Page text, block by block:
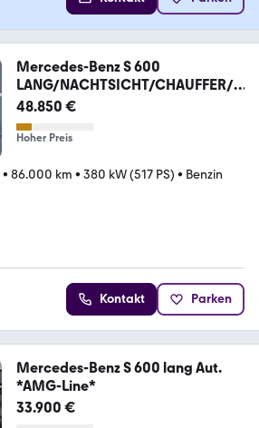
Mercedes-Benz S 600
LANG/NACHTSICHT/CHAUFFER/P
ANO/TV/HARMAN/
48.850 €
Hoher Preis
• 86.000 km • 380 kW (517 PS) • Benzin
Kontakt Parken
Mercedes-Benz S 600 lang Aut.
*AMG-Line*
33.900 €